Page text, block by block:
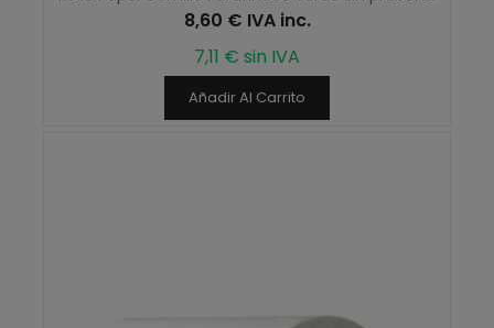
8,60 € IVA inc.
7,11 € sin IVA
Añadir Al Carrito